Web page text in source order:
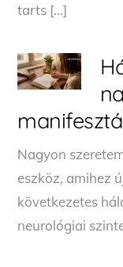
tarts […]
Nagyon
eszköz, amihez
következetes
neurológiai